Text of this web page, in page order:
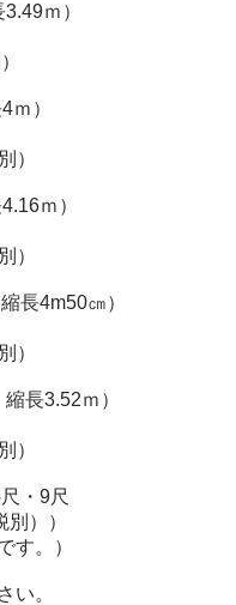
ｍ）
ｍ）
）
4.16ｍ）
）
縮長4m50㎝）
）
長3.52ｍ）
）
・9尺
））
す。）
い。